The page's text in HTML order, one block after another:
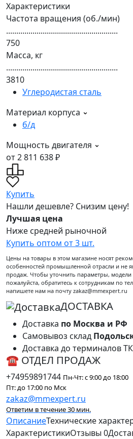
Характеристики
Частота вращения (об./мин)
.......................................................
750
Масса, кг
.......................................................
3810
Углеродистая сталь
Материал корпуса
б/д
Мощность двигателя
от 2 811 638 ₽
Купить
Нашли дешевле? Снизим цену!
Лучшая цена
Ниже средней рыночной
Купить оптом от 3 шт.
Цены на товары в этом магазине носят
особенностей промышленной отрасли и не
продаж. Чтобы уточнить параметры,
пожалуйста, обратитесь к сотрудникам по
напишете нам на почту zakaz@mmexpert.ru
ДОСТАВКА
Доставка по Москва и РФ
Самовывоз склад
Доставка до терминалов
☎ ОТДЕЛ ПРОДАЖ
+74959891744 Пн-Чт: с 9:00 до 18:00
Пт: до 17:00 по Мск
zakaz@mmexpert.ru
Ответим в течение 30 мин.
ОписаниеТехнические
ХарактеристикиОтзывы 0